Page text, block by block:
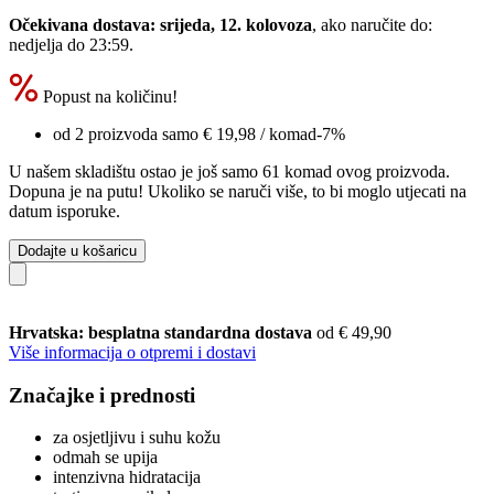
Očekivana dostava: srijeda, 12. kolovoza, ako naručite do:
nedjelja do 23:59.
Popust na količinu!
od 2 proizvoda samo € 19,98 / komad-7%
U našem skladištu ostao je još samo 61 komad ovog proizvoda.
Dopuna je na putu! Ukoliko se naruči više, to bi moglo utjecati na
datum isporuke.
Dodajte u košaricu
Hrvatska: besplatna standardna dostava od € 49,90
Više informacija o otpremi i dostavi
Značajke i prednosti
za osjetljivu i suhu kožu
odmah se upija
intenzivna hidratacija